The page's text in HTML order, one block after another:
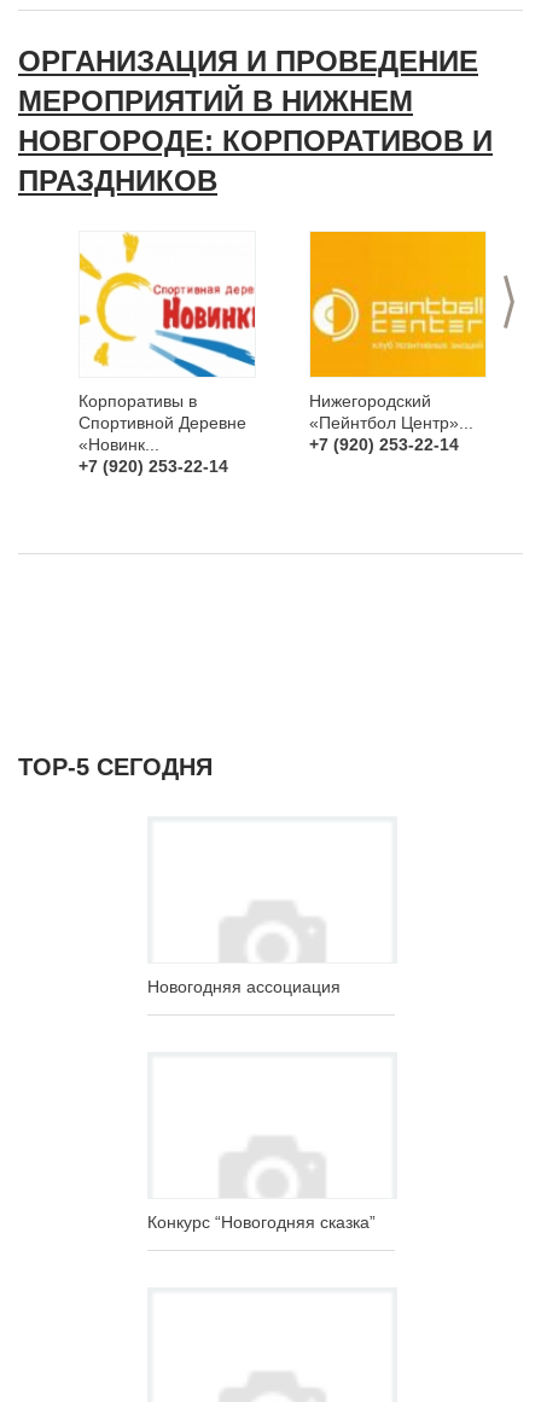
ОРГАНИЗАЦИЯ И ПРОВЕДЕНИЕ
МЕРОПРИЯТИЙ В НИЖНЕМ
НОВГОРОДЕ: КОРПОРАТИВОВ И
ПРАЗДНИКОВ
>
Корпоративы в
Спортивной Деревне
«Новинк...
+7 (920) 253-22-14
Нижегородский
«Пейнтбол Центр»...
+7 (920) 253-22-14
ТОР-5 СЕГОДНЯ
Новогодняя ассоциация
Конкурс “Новогодняя сказка”